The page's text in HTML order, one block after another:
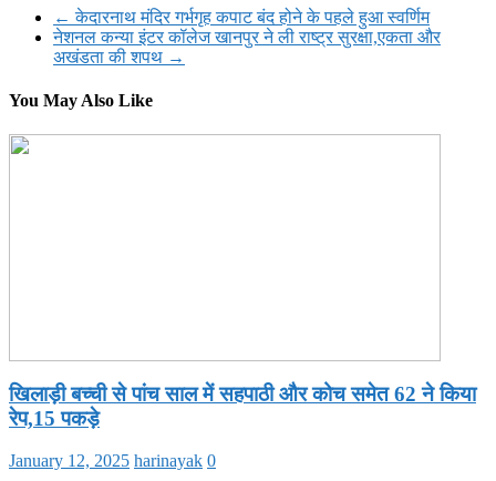
← केदारनाथ मंदिर गर्भगृह कपाट बंद होने के पहले हुआ स्वर्णिम
नेशनल कन्या इंटर कॉलेज खानपुर ने ली राष्ट्र सुरक्षा,एकता और
अखंडता की शपथ →
You May Also Like
खिलाड़ी बच्ची से पांच साल में सहपाठी और कोच समेत 62 ने किया
रेप,15 पकड़े
January 12, 2025 harinayak 0